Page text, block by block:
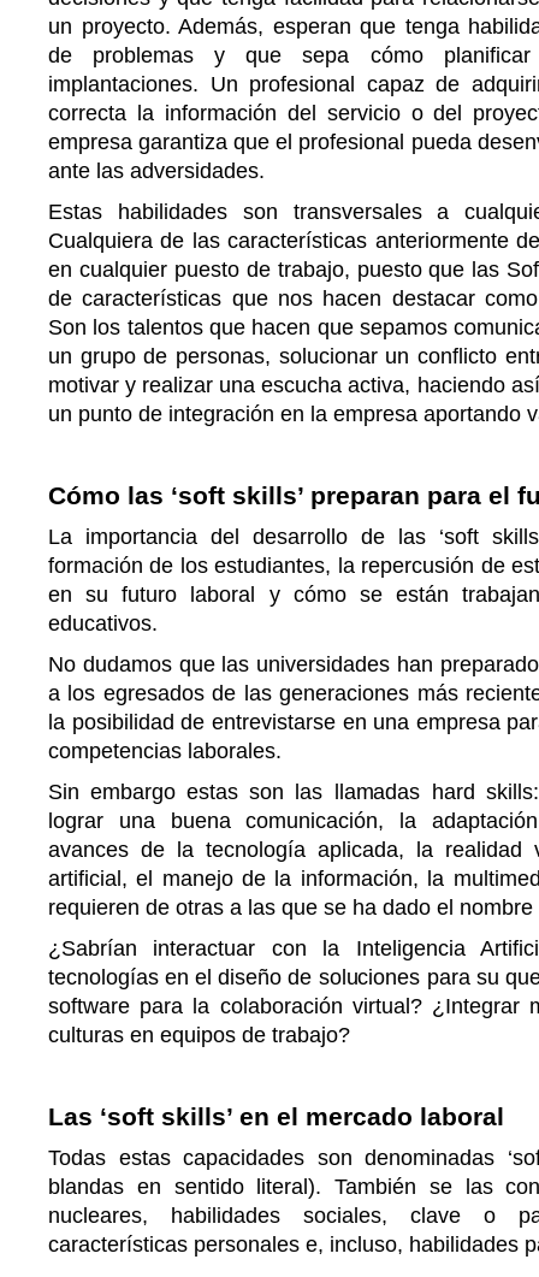
un proyecto. Además, esperan que tenga
de problemas y que sepa cómo
implantaciones. Un profesional capaz de
correcta la información del servicio o del
empresa garantiza que el profesional pueda
ante las adversidades.
Estas habilidades son transversales a
Cualquiera de las características anteriormente
en cualquier puesto de trabajo, puesto que las
de características que nos hacen destacar
Son los talentos que hacen que sepamos
un grupo de personas, solucionar un conflicto
motivar y realizar una escucha activa, haciendo
un punto de integración en la empresa aportando
Cómo las ‘soft skills’ preparan para el
La importancia del desarrollo de las ‘soft
formación de los estudiantes, la repercusión de
en su futuro laboral y cómo se están
educativos.
No dudamos que las universidades han
a los egresados de las generaciones más
la posibilidad de entrevistarse en una empresa
competencias laborales.
Sin embargo estas son las llamadas hard
lograr una buena comunicación, la
avances de la tecnología aplicada, la realidad
artificial, el manejo de la información, la
requieren de otras a las que se ha dado el nombre
¿Sabrían interactuar con la Inteligencia
tecnologías en el diseño de soluciones para su
software para la colaboración virtual? ¿Integrar
culturas en equipos de trabajo?
Las ‘soft skills’ en el mercado laboral
Todas estas capacidades son denominadas
blandas en sentido literal). También se las
nucleares, habilidades sociales, clave o
características personales e, incluso, habilidades